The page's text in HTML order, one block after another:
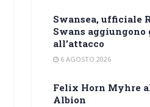
Swansea, ufficiale
Swans aggiungono
all’attacco
6 AGOSTO 2026
Felix Horn Myhre
Albion